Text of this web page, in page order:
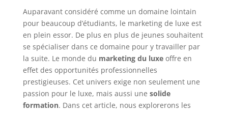
Auparavant considéré comme un domaine lointain
pour beaucoup d’étudiants, le marketing de luxe est
en plein essor. De plus en plus de jeunes souhaitent
se spécialiser dans ce domaine pour y travailler par
la suite. Le monde du marketing du luxeoffre en
effet des opportunités professionnelles
prestigieuses. Cet univers exige non seulement une
passion pour le luxe, mais aussi une solide
formation. Dans cet article, nous explorerons les